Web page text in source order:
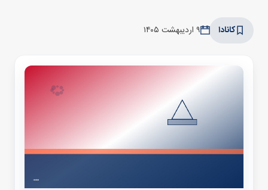
کانادا ۹ اردیبهشت ۱۴۰۵